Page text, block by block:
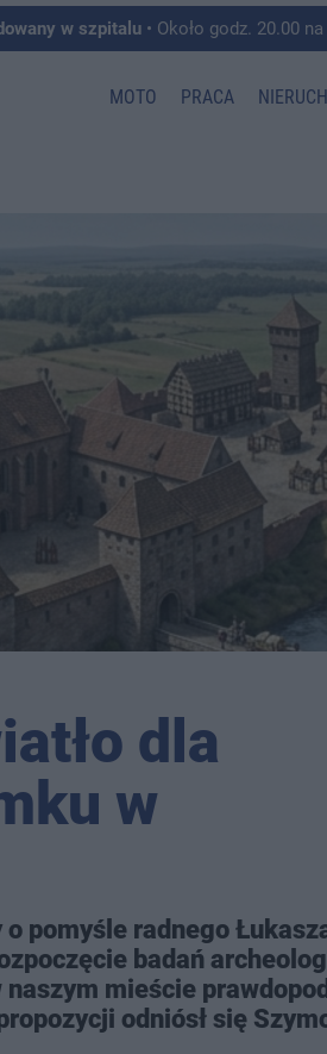
w szpitalu • Około godz. 20.00 na ul.
MOTO PRACA
dla
w
pomyśle radnego
badań
mieście
odniósł się